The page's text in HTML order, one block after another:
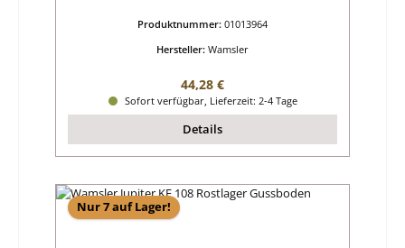
Produktnummer: 01013964
Hersteller: Wamsler
Regulärer Preis:
44,28 €
Sofort verfügbar, Lieferzeit: 2-4 Tage
Details
Nur 7 auf Lager!